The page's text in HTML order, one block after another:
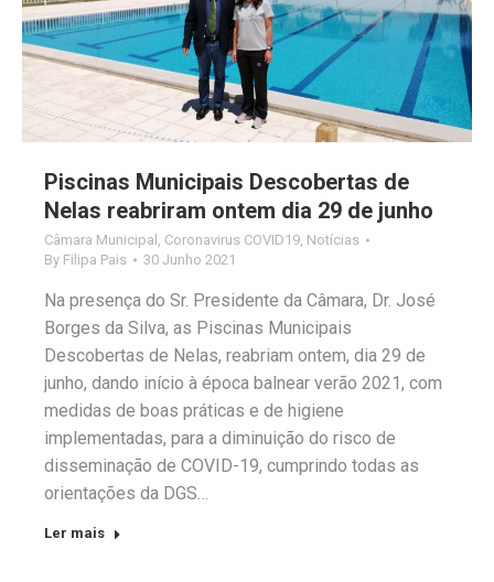
Piscinas Municipais Descobertas de
Nelas reabriram ontem dia 29 de junho
Câmara Municipal , Coronavirus COVID19, Notícias
By Filipa Pais 30 Junho 2021
Na presença do Sr. Presidente da Câmara, Dr. José
Borges da Silva, as Piscinas Municipais
Descobertas de Nelas, reabriam ontem, dia 29 de
junho, dando início à época balnear verão 2021, com
medidas de boas práticas e de higiene
implementadas, para a diminuição do risco de
disseminação de COVID-19, cumprindo todas as
orientações da DGS…
Ler mais